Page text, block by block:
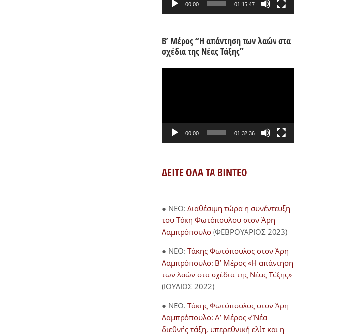
00:00 01:15:47
Β’ Μέρος “Η απάντηση των λαών στα
σχέδια της Νέας Τάξης”
00:00 01:32:36
ΔΕΙΤΕ ΟΛΑ ΤΑ ΒΙΝΤΕΟ
● NEO: Διαθέσιμη τώρα η συνέντευξη
του Τάκη Φωτόπουλου στον Άρη
Λαμπρόπουλο(ΦΕΒΡΟΥΑΡΙΟΣ 2023)
● NEO: Τάκης Φωτόπουλος στον Άρη
Λαμπρόπουλο: Β’ Μέρος «Η απάντηση
των λαών στα σχέδια της Νέας Τάξης»
(ΙΟΥΛΙΟΣ 2022)
● NEO: Τάκης Φωτόπουλος στον Άρη
Λαμπρόπουλο: Α’ Μέρος «”Νέα
διεθνής τάξη, υπερεθνική ελίτ και η